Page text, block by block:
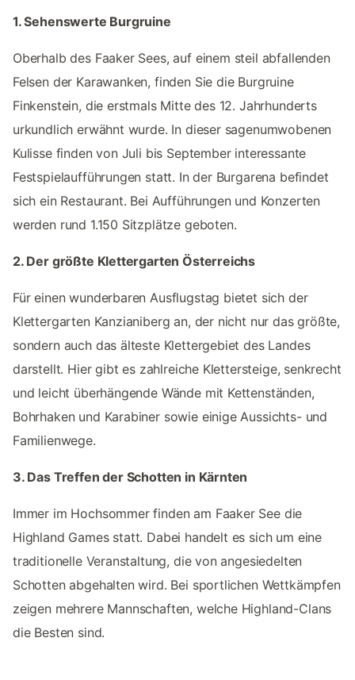
1. Sehenswerte Burgruine
Oberhalb des Faaker Sees, auf einem steil abfallenden
Felsen der Karawanken, finden Sie die Burgruine
Finkenstein, die erstmals Mitte des 12. Jahrhunderts
urkundlich erwähnt wurde. In dieser sagenumwobenen
Kulisse finden von Juli bis September interessante
Festspielaufführungen statt. In der Burgarena befindet
sich ein Restaurant. Bei Aufführungen und Konzerten
werden rund 1.150 Sitzplätze geboten.
2. Der größte Klettergarten Österreichs
Für einen wunderbaren Ausflugstag bietet sich der
Klettergarten Kanzianiberg an, der nicht nur das größte,
sondern auch das älteste Klettergebiet des Landes
darstellt. Hier gibt es zahlreiche Klettersteige, senkrecht
und leicht überhängende Wände mit Kettenständen,
Bohrhaken und Karabiner sowie einige Aussichts- und
Familienwege.
3. Das Treffen der Schotten in Kärnten
Immer im Hochsommer finden am Faaker See die
Highland Games statt. Dabei handelt es sich um eine
traditionelle Veranstaltung, die von angesiedelten
Schotten abgehalten wird. Bei sportlichen Wettkämpfen
zeigen mehrere Mannschaften, welche Highland-Clans
die Besten sind.